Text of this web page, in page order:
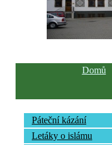
Domů
Páteční kázání
Letáky o islámu